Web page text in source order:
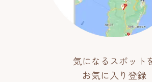
気になるスポット
お気に入り登録